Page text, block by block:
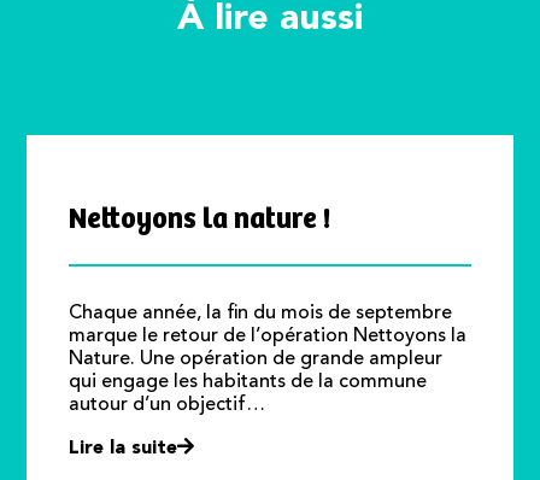
À lire aussi
Nettoyons la nature !
Chaque année, la fin du mois de septembre
marque le retour de l’opération Nettoyons la
Nature. Une opération de grande ampleur
qui engage les habitants de la commune
autour d’un objectif…
Lire la suite